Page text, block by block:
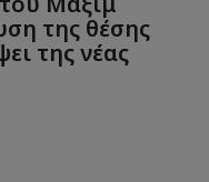
της θέσης
της νέας